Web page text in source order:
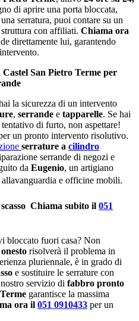
di aprire una porta bloccata,
serratura, puoi contare su un
con affiliati. Chiama ora
direttamente lui, garantendo
San Pietro Terme per
la sicurezza di un intervento
, serrande e tapparelle. Se hai
di furto, non aspettare!
un pronto intervento risolutivo.
serrature a cilindro
serrande di negozi e
da Eugenio, un artigiano
e officine mobili.
 Chiama subito il 051
bloccato fuori casa? Non
risolverà il problema in
pluriennale, è in grado di
e sostituire le serrature con
servizio di fabbro pronto
garantisce la massima
ora il 051 0910433 per un